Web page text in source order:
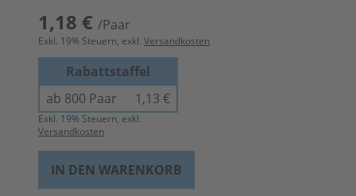
1,18 € /Paar
Exkl. 19% Steuern, exkl. Versandkosten
Rabattstaffel
ab 800 Paar
1,13 €
Exkl. 19% Steuern, exkl.
Versandkosten
IN DEN WARENKORB